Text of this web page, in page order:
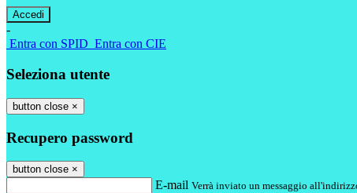
-
Entra con SPID Entra con CIE
Seleziona utente
button close ×
Recupero password
button close ×
E-mail Verrà inviato un messaggio